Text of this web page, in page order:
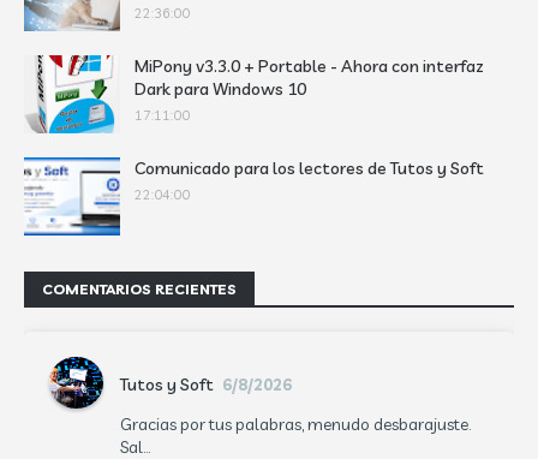
22:36:00
MiPony v3.3.0 + Portable - Ahora con interfaz
Dark para Windows 10
17:11:00
Comunicado para los lectores de Tutos y Soft
22:04:00
COMENTARIOS RECIENTES
Tutos y Soft 6/8/2026
Gracias por tus palabras, menudo desbarajuste.
Sal...